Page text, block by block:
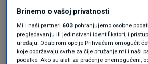
Što rade?
Tkaju niti za tkalačkim stanom?
Brinemo o vašoj privatnosti
Mi i naši partneri 603 pohranjujemo osobne
pregledavanju ili jedinstveni identifikatori, i
uređaju. Odabirom opcije Prihvaćam omogućit
koje podržavaju svrhe za čije pružanje mi i naši
podatke. Ako su alati za praćenje onemogućeni,